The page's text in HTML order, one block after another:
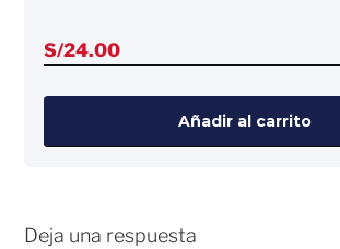
S/24.00
Añadir al carrito
Deja una respuesta